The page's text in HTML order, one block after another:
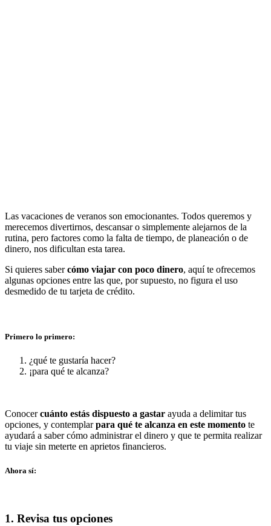
Las vacaciones de veranos son emocionantes. Todos queremos y
merecemos divertirnos, descansar o simplemente alejarnos de la
rutina, pero factores como la falta de tiempo, de planeación o de
dinero, nos dificultan esta tarea.
Si quieres sabercómo viajar con poco dinero, aquí te ofrecemos
algunas opciones entre las que, por supuesto, no figura el uso
desmedido de tu tarjeta de crédito.
Primero lo primero:
¿qué te gustaría hacer?
¡para qué te alcanza?
Conocercuánto estás dispuesto a gastar ayuda a delimitar tus
opciones, y contemplarpara qué te alcanza en este momento te
ayudará a saber cómo administrar el dinero y que te permita realizar
tu viaje sin meterte en aprietos financieros.
Ahora sí:
1. Revisa tus opciones